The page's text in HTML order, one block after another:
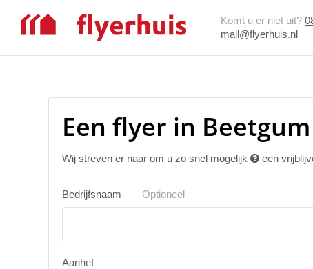
Komt u er niet uit?
mail@flyerhuis.nl
Een flyer in
Wij streven er naar om u zo snel mogelijk een
Bedrijfsnaam Optioneel
Aanhef